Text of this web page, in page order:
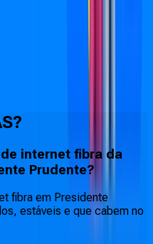
internet fibra da
Prudente?
fibra em Presidente
estáveis e que cabem no